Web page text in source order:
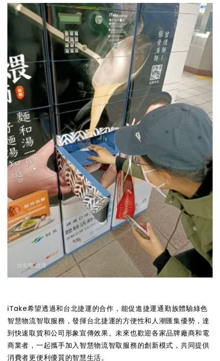
iTake希望透過和台北捷運的合作，能促進捷運通勤族體驗綠色
智慧物流智取服務，發揮台北捷運的方便性和人潮匯集優勢，達
到快速取貨和公司形象宣傳效果。未來也歡迎各家品牌廠商和電
商業者，一起攜手加入智慧物流智取服務的創新模式，共同提供
消費者更便利優質的智慧生活。